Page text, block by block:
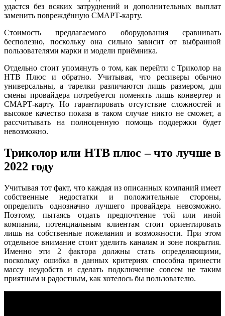
удастся без всяких затруднений и дополнительных выплат
заменить повреждённую СМАРТ-карту.
Стоимость предлагаемого оборудования сравнивать
бесполезно, поскольку она сильно зависит от выбранной
пользователями марки и модели приёмника.
Отдельно стоит упомянуть о том, как перейти с Триколор на
НТВ Плюс и обратно. Учитывая, что ресиверы обычно
универсальны, а тарелки различаются лишь размером, для
смены провайдера потребуется поменять лишь конвертер и
СМАРТ-карту. Но гарантировать отсутствие сложностей и
высокое качество показа в таком случае никто не сможет, а
рассчитывать на полноценную помощь поддержки будет
невозможно.
Триколор или НТВ плюс – что лучше в
2022 году
Учитывая тот факт, что каждая из описанных компаний имеет
собственные недостатки и положительные стороны,
определить однозначно лучшего провайдера невозможно.
Поэтому, пытаясь отдать предпочтение той или иной
компании, потенциальным клиентам стоит ориентировать
лишь на собственные пожелания и возможности. При этом
отдельное внимание стоит уделить каналам и зоне покрытия.
Именно эти 2 фактора должны стать определяющими,
поскольку ошибка в данных критериях способна принести
массу неудобств и сделать подключение совсем не таким
приятным и радостным, как хотелось бы пользователю.